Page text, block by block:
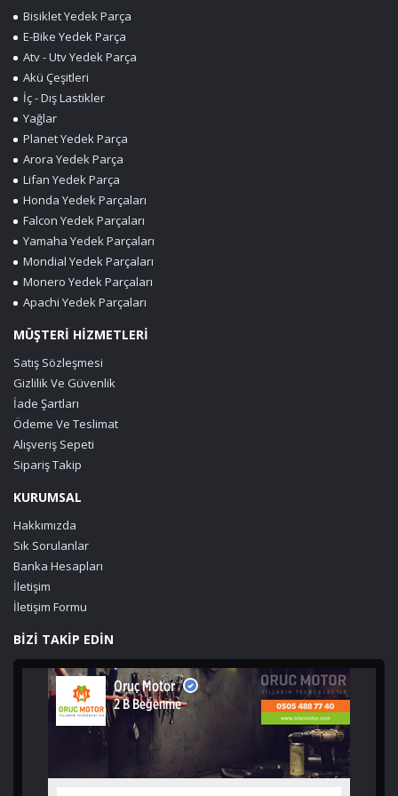
Bisiklet Yedek Parça
E-Bike Yedek Parça
Atv - Utv Yedek Parça
Akü Çeşitleri
İç - Dış Lastikler
Yağlar
Planet Yedek Parça
Arora Yedek Parça
Lifan Yedek Parça
Honda Yedek Parçaları
Falcon Yedek Parçaları
Yamaha Yedek Parçaları
Mondial Yedek Parçaları
Monero Yedek Parçaları
Apachi Yedek Parçaları
MÜŞTERİ HİZMETLERİ
Satış Sözleşmesi
Gizlilik Ve Güvenlik
İade Şartları
Ödeme Ve Teslimat
Alışveriş Sepeti
Sipariş Takip
KURUMSAL
Hakkımızda
Sık Sorulanlar
Banka Hesapları
İletişim
İletişim Formu
BİZİ TAKİP EDİN